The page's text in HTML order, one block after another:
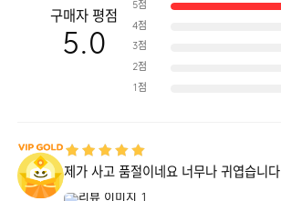
구매자 평점
5.0
5점
4점
3점
2점
1점
제가 사고 품절이네요 너무나 귀엽습니다